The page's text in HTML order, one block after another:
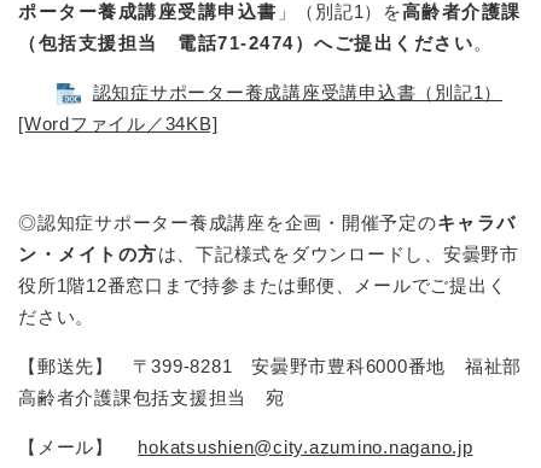
ポーター養成講座受講申込書 」（別記1）を高齢者介護課
（包括支援担当 電話71-2474）へご提出ください。
認知症サポーター養成講座受講申込書（別記1）
[Wordファイル／34KB]
◎認知症サポーター養成講座を企画・開催予定のキャラバ
ン・メイトの方は、下記様式をダウンロードし、安曇野市
役所1階12番窓口まで持参または郵便、メールでご提出く
ださい。
【郵送先】 〒399-8281 安曇野市豊科6000番地 福祉部
高齢者介護課包括支援担当 宛
【メール】 hokatsushien@city.azumino.nagano.jp